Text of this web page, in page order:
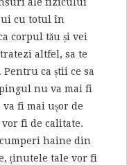
ale fizicului
cu totul în
corpul tău și vei
altfel, sa te
ca știi ce sa
nu va mai fi
fi mai ușor de
fi de calitate.
haine din
ținutele tale vor fi